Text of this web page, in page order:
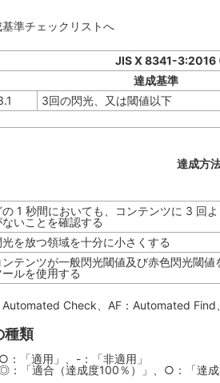
準チェックリストへ
JIS X 8341-
達成基準
3回の閃光、又は閾値以下
達成方
の 1 秒間においても、コンテンツに 3 回
ないことを確認する
光を放つ領域を十分に小さくする
ンテンツが一般閃光閾値及び赤色閃光閾
ールを使用する
Automated Check 、AF： Automated Find
種類
：「適用」、-：「非適用」
：「適合（達成度100％）」、○：「達